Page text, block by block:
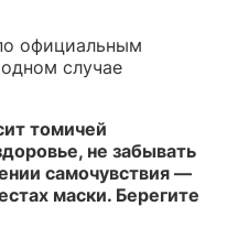
официальным
случае
томичей
не забывать
самочувствия —
маски. Берегите